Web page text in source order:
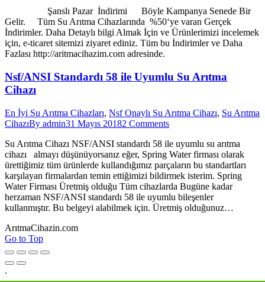
Şanslı Pazar İndirimi Böyle Kampanya Senede Bir
Gelir. Tüm Su Arıtma Cihazlarında %50‘ye varan Gerçek
İndirimler. Daha Detaylı bilgi Almak İçin ve Ürünlerimizi incelemek
için, e-ticaret sitemizi ziyaret ediniz. Tüm bu İndirimler ve Daha
Fazlası http://aritmacihazim.com adresinde.
Nsf/ANSI Standardı 58 ile Uyumlu Su Arıtma
Cihazı
En İyi Su Arıtma Cihazları, Nsf Onaylı Su Arıtma Cihazı, Su Arıtma
CihazıBy admin31 Mayıs 20182 Comments
Su Arıtma Cihazı NSF/ANSI standardı 58 ile uyumlu su arıtma
cihazı almayı düşünüyorsanız eğer, Spring Water firması olarak
ürettiğimiz tüm ürünlerde kullandığımız parçaların bu standartları
karşılayan firmalardan temin ettiğimizi bildirmek isterim. Spring
Water Firması Üretmiş olduğu Tüm cihazlarda Bugüne kadar
herzaman NSF/ANSI standardı 58 ile uyumlu bileşenler
kullanmıştır. Bu belgeyi alabilmek için. Üretmiş olduğunuz…
ArıtmaCihazin.com
Go to Top
.